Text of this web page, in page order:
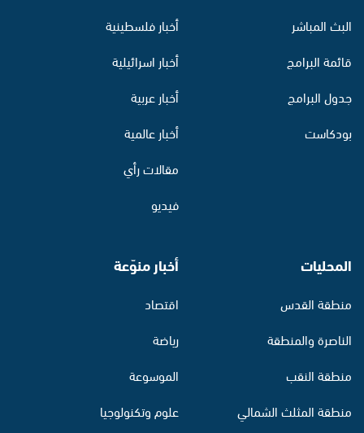
البث المباشر
قائمة البرامج
جدول البرامج
بودكاست
أخبار فلسطينية
أخبار اسرائيلية
أخبار عربية
أخبار عالمية
مقالات رأي
فيديو
المحليات
منطقة القدس
الناصرة والمنطقة
منطقة النقب
منطقة المثلث الشمالي
أخبار منوّعة
اقتصاد
رياضة
الموسوعة
علوم وتكنولوجيا